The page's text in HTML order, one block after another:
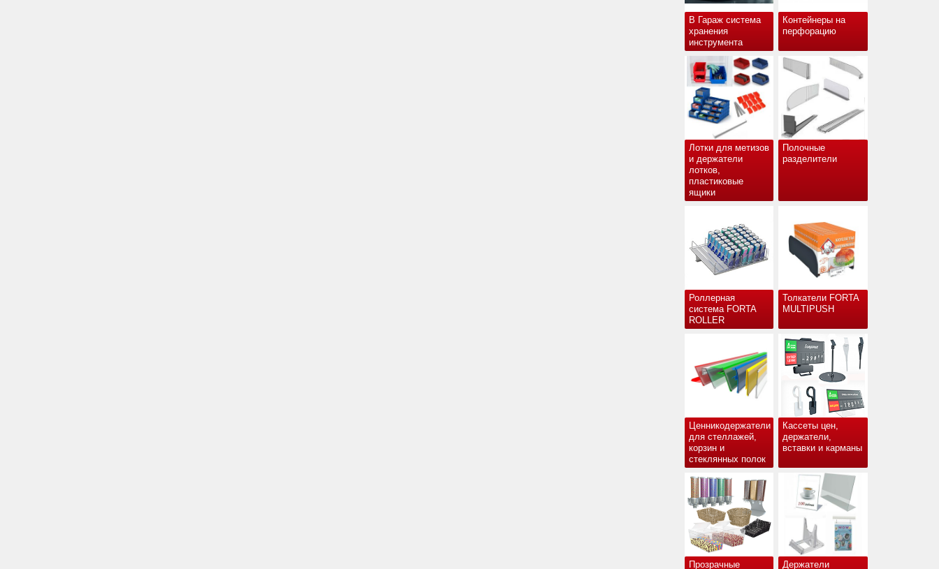
В Гараж система
хранения
инструмента
Контейнеры на
перфорацию
Лотки для метизов
и держатели
лотков,
пластиковые
ящики
Полочные
разделители
Роллерная
система FORTA
ROLLER
Толкатели FORTA
MULTIPUSH
Ценникодержатели
для стеллажей,
корзин и
стеклянных полок
Кассеты цен,
держатели,
вставки и карманы
Прозрачные Держатели